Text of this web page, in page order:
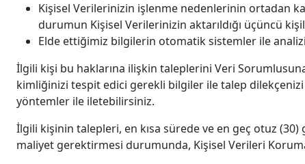
Kişisel Verilerinizin işlenme nedenlerinin ortadan
durumun Kişisel Verilerinizin aktarıldığı üçüncü
Elde ettiğimiz bilgilerin otomatik sistemler ile
İlgili kişi bu haklarına ilişkin taleplerini Veri
kimliğinizi tespit edici gerekli bilgiler ile talep
yöntemler ile iletebilirsiniz.
İlgili kişinin talepleri, en kısa sürede ve en geç otuz
maliyet gerektirmesi durumunda, Kişisel Verileri